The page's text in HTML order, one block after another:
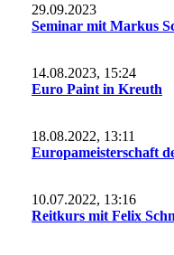
29.09.2023
Seminar mit Markus
14.08.2023, 15:24
Euro Paint in Kreuth
18.08.2022, 13:11
Europameisterschaft
10.07.2022, 13:16
Reitkurs mit Felix